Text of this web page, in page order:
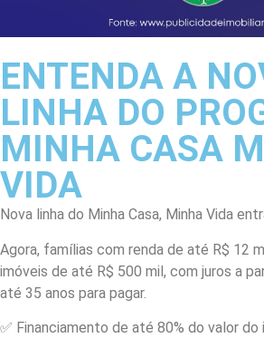
ENTENDA A
LINHA DO
MINHA CASA
VIDA
Nova linha do Minha Casa, Minha Vida
Agora, famílias com renda de até R$ 12
imóveis de até R$ 500 mil, com juros a
até 35 anos para pagar.
✅ Financiamento de até 80% do valor do